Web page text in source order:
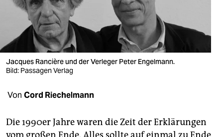
nord
wahrheit
verlag
verlag
veranstaltungen
fragen & hilfe
Jacques Rancière und der Verleger Peter Engelmann.
Bild: Passagen Verlag
Von Cord Riechelmann
Die 1990er Jahre waren die Zeit der Erklärungen